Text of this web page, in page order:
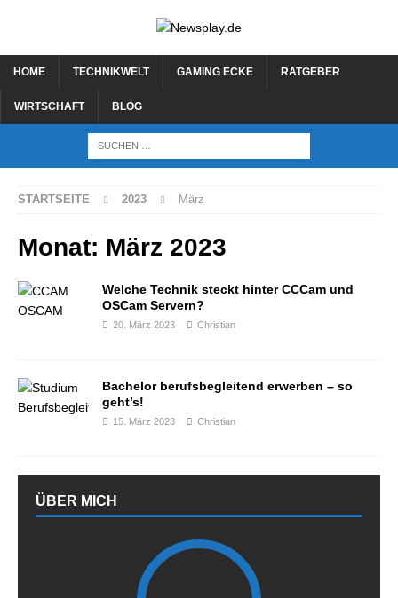
HOME TECHNIKWELT GAMING ECKE RATGEBER
WIRTSCHAFT BLOG
STARTSEITE 2023 März
Monat: März 2023
Welche Technik steckt hinter CCCam und
OSCam Servern?
20. März 2023 Christian
Bachelor berufsbegleitend erwerben – so
geht’s!
15. März 2023 Christian
ÜBER MICH